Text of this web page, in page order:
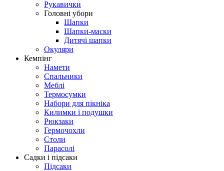
Рукавички
Головні убори
Шапки
Шапки-маски
Дитячі шапки
Окуляри
Кемпінг
Намети
Спальники
Меблі
Термосумки
Набори для пікніка
Килимки і подушки
Рюкзаки
Гермочохли
Столи
Парасолі
Садки і підсаки
Підсаки